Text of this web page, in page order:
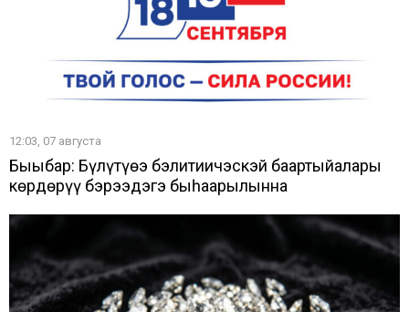
12:03, 07 августа
Быыбар: Бүлүтүөҥҥэ бэлитиичэскэй баартыйалары
көрдөрүү бэрээдэгэ быһаарылынна